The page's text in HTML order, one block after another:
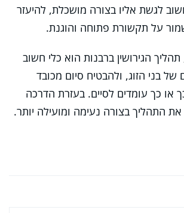
לגשת אליו בצורה מושכלת, להיעזר
על תקשורת פתוחה והוגנת.
הגירושין ברבנות הוא כלי חשוב
של בני הזוג, ולהבטיח סיום מכובד
או כך עומדים לסיים. בעזרת הדרכה
את התהליך בצורה נעימה ומועילה יותר.